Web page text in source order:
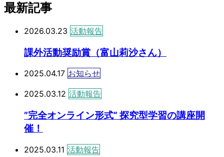
最新記事
2026.03.23 活動報告
課外活動奨励賞（富山莉沙さん）
2025.04.17 お知らせ
2025.03.12 活動報告
”完全オンライン形式” 探究型学習の講座開
催！
2025.03.11 活動報告